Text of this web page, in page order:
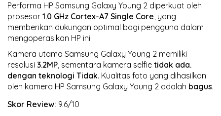
Performa HP Samsung Galaxy Young 2 diperkuat oleh
prosesor 1.0 GHz Cortex-A7 Single Core, yang
memberikan dukungan optimal bagi pengguna dalam
mengoperasikan HP ini.
Kamera utama Samsung Galaxy Young 2 memiliki
resolusi 3.2MP, sementara kamera selfie tidak ada.
dengan teknologi Tidak. Kualitas foto yang dihasilkan
oleh kamera HP Samsung Galaxy Young 2 adalah bagus.
Skor Review: 9.6/10